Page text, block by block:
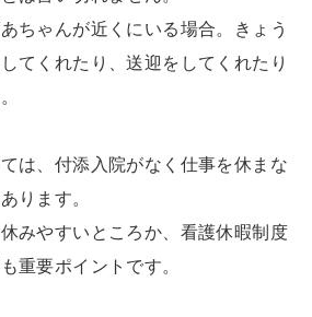
ちゃんが近くにいる場合。きょう
てくれたり、送迎をしてくれたり
は、付添入院がなく仕事を休まな
ります。
みやすいところか、看護休暇制度
重要ポイントです。